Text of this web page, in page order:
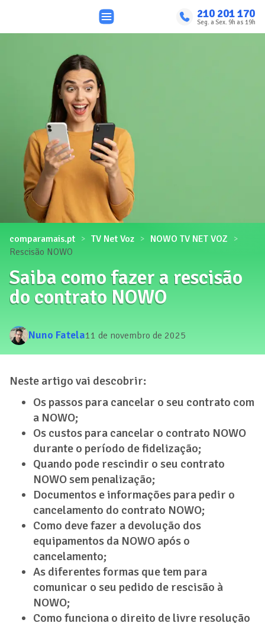
210 201 170
Seg. a Sex. 9h as 19h
comparamais.pt TV Net Voz
NOWO TV NET VOZ
Rescisão NOWO
Saiba como fazer a rescisão
do contrato NOWO
Nuno Fatela11 de novembro de 2025
Neste artigo vai descobrir:
Os passos para cancelar o seu contrato com
a NOWO;
Os custos para cancelar o contrato NOWO
durante o período de fidelização;
Quando pode rescindir o seu contrato
NOWO sem penalização;
Documentos e informações para pedir o
cancelamento do contrato NOWO;
Como deve fazer a devolução dos
equipamentos da NOWO após o
cancelamento;
As diferentes formas que tem para
comunicar o seu pedido de rescisão à
NOWO;
Como funciona o direito de livre resolução